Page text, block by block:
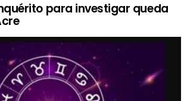
para investigar queda